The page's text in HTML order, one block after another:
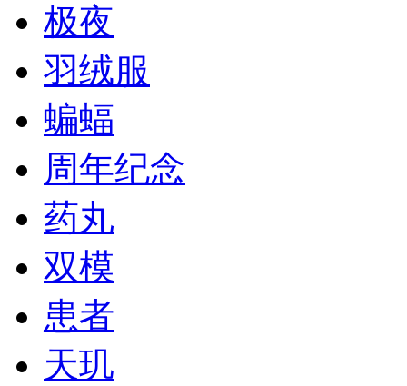
极夜
羽绒服
蝙蝠
周年纪念
药丸
双模
患者
天玑